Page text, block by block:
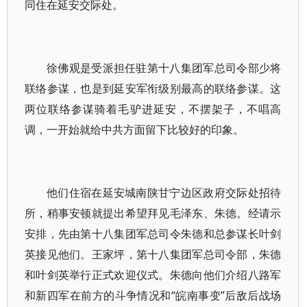
同住在延安交际处。
徐佛观是受派担任驻第十八集团军总司令部少将
联络参谋，也是到延安军衔级别最高的联络参谋。这
两位联络参谋骑着毛驴进延安，不摆架子，不唱高
调，一开始就给中共方面留下比较好的印象。
他们住宿在延安城南陕甘宁边区政府交际处招待
所，稍事安顿就提出希望拜见毛泽东、朱德。经请示
安排，先由第十八集团军总司令朱德和总参谋长叶剑
英接见他们。王家坪，第十八集团军总司令部，朱德
和叶剑英举行正式欢迎仪式。朱德向他们介绍八路军
和新四军在前方的斗争情况和“皖南事变”后敌后战场